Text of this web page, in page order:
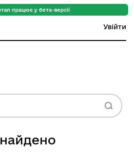
працює у бета-версії
Увійти